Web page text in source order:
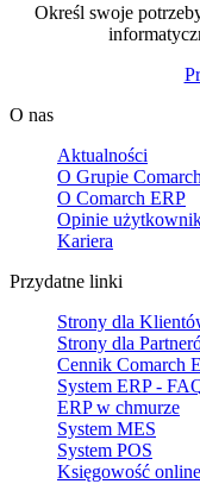
Określ swoje
O nas
Aktualności
O Grupie Comarch
O Comarch ERP
Opinie
Kariera
Przydatne linki
Strony dla
Strony dla
Cennik Comarch
System ERP -
ERP w chmurze
System MES
System POS
Księgowość online